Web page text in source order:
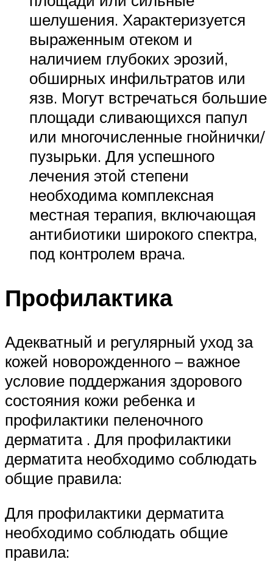
шелушения. Характеризуется
выраженным отеком и
наличием глубоких эрозий,
обширных инфильтратов или
язв. Могут встречаться большие
площади сливающихся папул
или многочисленные гнойнички/
пузырьки. Для успешного
лечения этой степени
необходима комплексная
местная терапия, включающая
антибиотики широкого спектра,
под контролем врача.
Профилактика
Адекватный и регулярный уход за
кожей новорожденного – важное
условие поддержания здорового
состояния кожи ребенка и
профилактики пеленочного
дерматита . Для профилактики
дерматита необходимо соблюдать
общие правила:
Для профилактики дерматита
необходимо соблюдать общие
правила: